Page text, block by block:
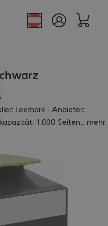
Lexmark - Anbieter:
1.000 Seiten... mehr